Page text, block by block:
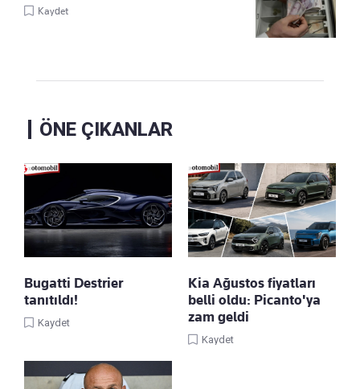
Kaydet
ÖNE ÇIKANLAR
Bugatti Destrier
tanıtıldı!
Kaydet
Kia Ağustos fiyatları
belli oldu: Picanto'ya
zam geldi
Kaydet